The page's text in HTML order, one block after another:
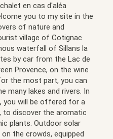
en cas d'aléa
you to my site in the
of nature and
village of Cotignac
waterfall of Sillans la
by car from the Lac de
Provence, on the wine
the most part, you can
many lakes and rivers. In
you will be offered for a
to discover the aromatic
plants. Outdoor solar
the crowds, equipped